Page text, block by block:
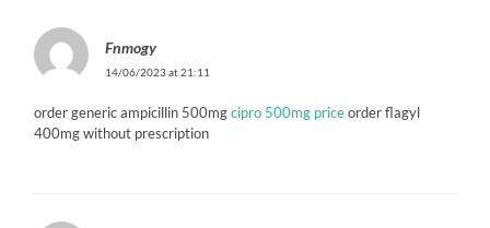
Fnmogy
14/06/2023 at 21:11
order generic ampicillin 500mgcipro 500mg priceorder flagyl
400mg without prescription